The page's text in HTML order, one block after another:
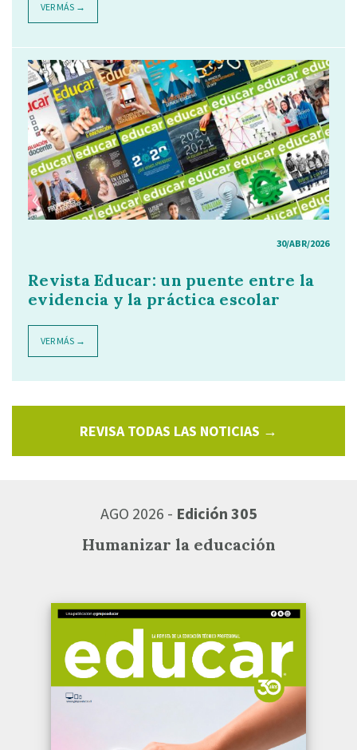
VER MÁS →
30/ABR/2026
Revista Educar: un puente entre la
evidencia y la práctica escolar
VER MÁS →
REVISA TODAS LAS NOTICIAS →
AGO 2026 - Edición 305
Humanizar la educación